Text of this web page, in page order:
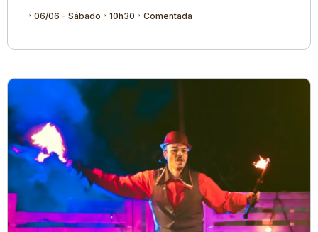
06/06 - Sábado 10h30 Comentada